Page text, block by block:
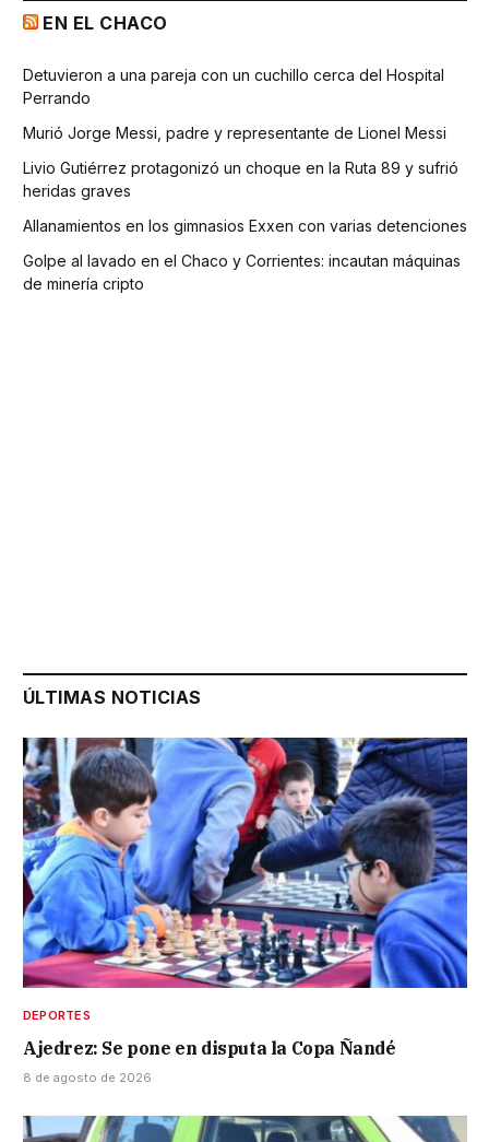
EN EL CHACO
Detuvieron a una pareja con un cuchillo cerca del Hospital
Perrando
Murió Jorge Messi, padre y representante de Lionel Messi
Livio Gutiérrez protagonizó un choque en la Ruta 89 y sufrió
heridas graves
Allanamientos en los gimnasios Exxen con varias detenciones
Golpe al lavado en el Chaco y Corrientes: incautan máquinas
de minería cripto
ÚLTIMAS NOTICIAS
DEPORTES
Ajedrez: Se pone en disputa la Copa Ñandé
8 de agosto de 2026